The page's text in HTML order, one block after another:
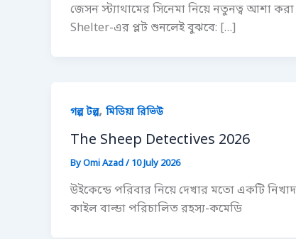
জেসন স্ট্যাথামের সিনেমা নিয়ে নতুনত্ব আশা
Shelter-এর প্লট শুনলেই বুঝবে: […]
গল্প টল্প, মিডিয়া রিভিউ
The Sheep Detectives 2026
ByOmi Azad/10 July 2026
উইকেন্ডে পরিবার নিয়ে দেখার মতো একটি
কাইল বাল্ডা পরিচালিত রহস্য-কমেডি